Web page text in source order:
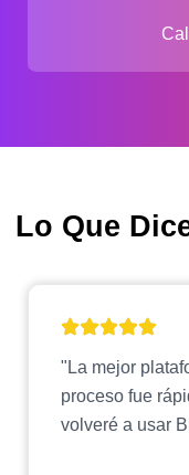
Lo Que
"La mejor
proceso fue
volveré a usar